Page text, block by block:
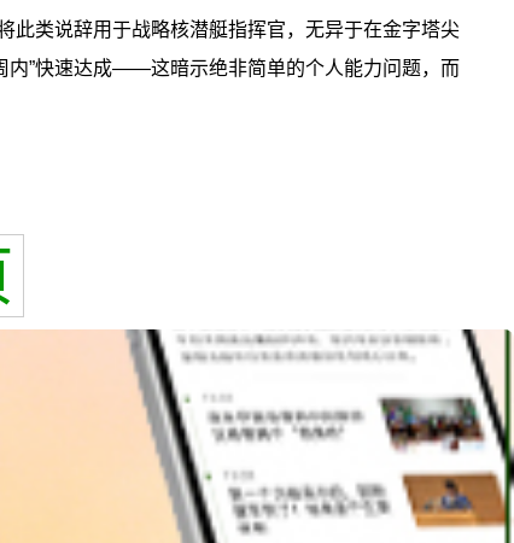
此类说辞用于战略核潜艇指挥官，无异于在金字塔尖
内”快速达成——这暗示绝非简单的个人能力问题，而